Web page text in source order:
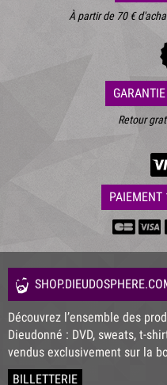
À partir de 70 €
Retour
PAIEMENT
Découvrez l’ensemble des
Dieudonné : DVD, sweats, t-
vendus exclusivement sur la
BILLETTERIE